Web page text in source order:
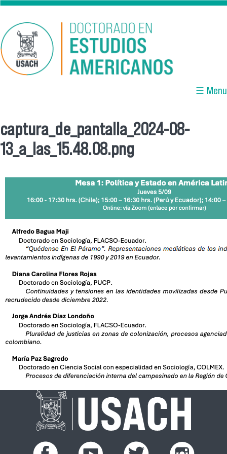
Pasar al contenido principal
☰ Menu
Se encuentra usted aquí
captura_de_pantalla_2024-08-
13_a_las_15.48.08.png